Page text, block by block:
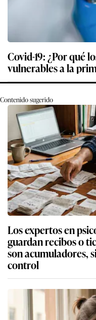
Covid-19: ¿Por qué
vulnerables a la
Contenido sugerido
Los expertos en
guardan recibos o
son acumuladores,
control